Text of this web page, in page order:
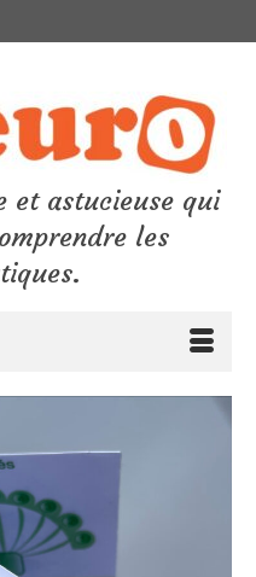
et astucieuse qui
les